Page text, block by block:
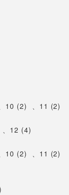
10 (2) 、 11 (2)
、 12 (4)
10 (2) 、 11 (2)